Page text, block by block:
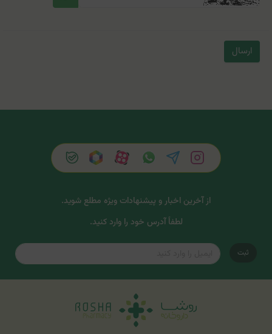
ارسال
از آخرین اخبار و پیشنهادات ویژه مطلع شوید.
لطفاً آدرس خود را وارد کنید.
ثبت